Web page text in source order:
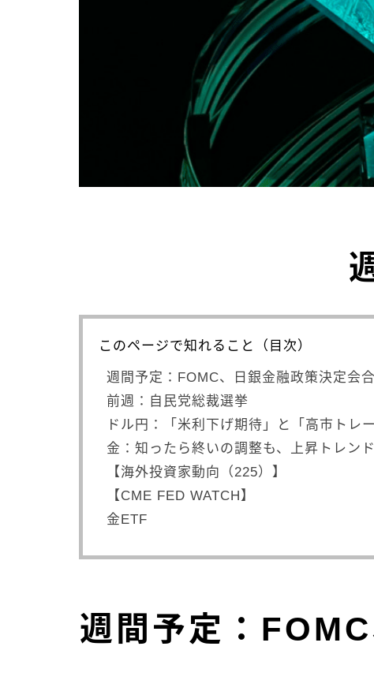
このページで知れること（目次）
週間予定：FOMC、日銀金融政策決定会
前週：自民党総裁選挙
ドル円：「米利下げ期待」と「高市トレ
金：知ったら終いの調整も、上昇トレン
【海外投資家動向（225）】
【CME FED WATCH】
金ETF
週間予定：